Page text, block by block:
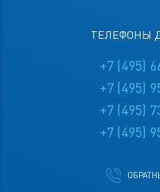
ТЕЛЕФОНЫ
+7 (495)
+7 (495)
+7 (495)
+7 (495)